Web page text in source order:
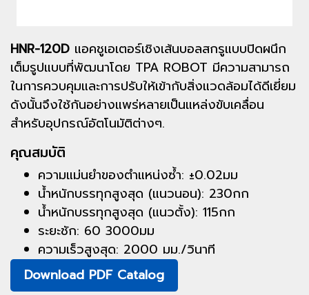
HNR-120D แอคชูเอเตอร์เชิงเส้นบอลสกรูแบบปิดผนึก
เต็มรูปแบบที่พัฒนาโดย TPA ROBOT มีความสามารถ
ในการควบคุมและการปรับให้เข้ากับสิ่งแวดล้อมได้ดีเยี่ยม
ดังนั้นจึงใช้กันอย่างแพร่หลายเป็นแหล่งขับเคลื่อน
สำหรับอุปกรณ์อัตโนมัติต่างๆ.
คุณสมบัติ
ความแม่นยำของตำแหน่งซ้ำ: ±0.02มม
น้ำหนักบรรทุกสูงสุด (แนวนอน): 230กก
น้ำหนักบรรทุกสูงสุด (แนวตั้ง): 115กก
ระยะชัก: 60 3000มม
ความเร็วสูงสุด: 2000 มม./วินาที
Download PDF Catalog